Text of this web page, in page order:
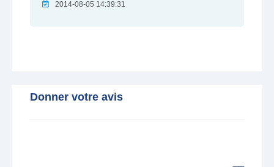
2014-08-05 14:39:31
Donner votre avis